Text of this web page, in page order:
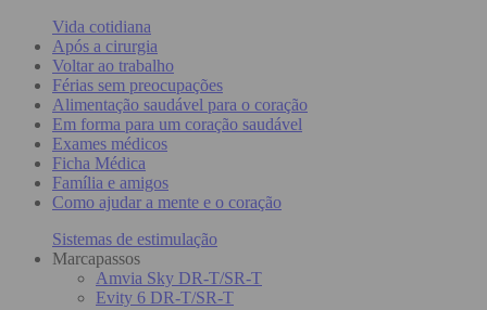
Vida cotidiana
Após a cirurgia
Voltar ao trabalho
Férias sem preocupações
Alimentação saudável para o coração
Em forma para um coração saudável
Exames médicos
Ficha Médica
Família e amigos
Como ajudar a mente e o coração
Sistemas de estimulação
Marcapassos
Amvia Sky DR-T/SR-T
Evity 6 DR-T/SR-T